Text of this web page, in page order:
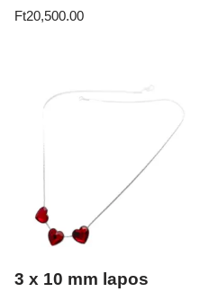
Ft20,500.00
3 x 10 mm lapos